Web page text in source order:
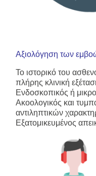
Αξιολόγηση των
Το ιστορικό του
πλήρης κλινική
Ενδοσκοπικός ή
Ακοολογικός και
αντιληπτικών
Εξατομικευμένος